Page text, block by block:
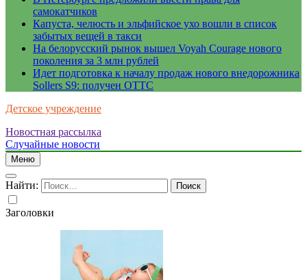
самокатчиков
Капуста, челюсть и эльфийское ухо вошли в список
забытых вещей в такси
На белорусский рынок вышел Voyah Courage нового
поколения за 3 млн рублей
Идет подготовка к началу продаж нового внедорожника
Sollers S9: получен ОТТС
Детское учреждение
Новостная рассылка
Случайные новости
Меню
Найти:
Заголовки